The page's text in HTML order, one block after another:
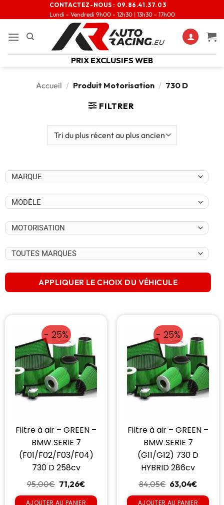
CONTACTEZ-NOUS : 09.86.41.37.03
Lundi - Vendredi 9h00 - 12h30 | 13h30 - 17h00
PRIX EXCLUSIFS WEB
Accueil / Produit Motorisation / 730 D
FILTRER
APPLIQUER LE CHOIX DU VÉHICULE
- 25%
Filtre à air – GREEN –
BMW SERIE 7
(F01/F02/F03/F04)
730 D 258cv
95,00€ 71,26€
AJOUTER AU PANIER
- 25%
Filtre à air – GREEN –
BMW SERIE 7
(G11/G12) 730 D
HYBRID 286cv
84,05€ 63,04€
AJOUTER AU PANIER